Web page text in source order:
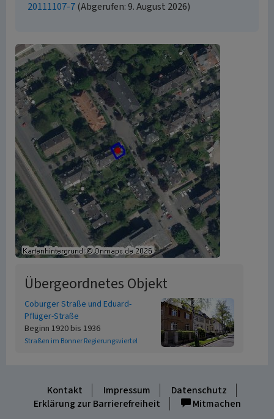
20111107-7(Abgerufen: 9. August 2026)
Übergeordnetes Objekt
Coburger Straße und Eduard-
Pflüger-Straße
Beginn 1920 bis 1936
Straßen im Bonner Regierungsviertel
Kontakt Impressum
Datenschutz
Erklärung zur Barrierefreiheit
Mitmachen